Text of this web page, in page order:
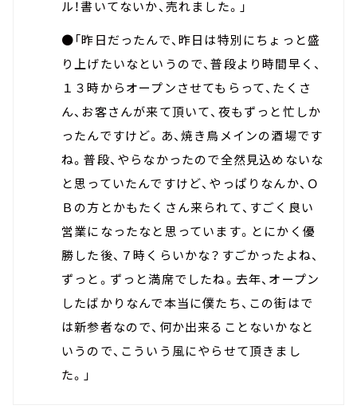
ル！書いてないか、売れました。」
●「昨日だったんで、昨日は特別にちょっと盛
り上げたいなというので、普段より時間早く、
１３時からオープンさせてもらって、たくさ
ん、お客さんが来て頂いて、夜もずっと忙しか
ったんですけど。あ、焼き鳥メインの酒場です
ね。普段、やらなかったので全然見込めないな
と思っていたんですけど、やっぱりなんか、Ｏ
Ｂの方とかもたくさん来られて、すごく良い
営業になったなと思っています。とにかく優
勝した後、７時くらいかな？すごかったよね、
ずっと。ずっと満席でしたね。去年、オープン
したばかりなんで本当に僕たち、この街はで
は新参者なので、何か出来ることないかなと
いうので、こういう風にやらせて頂きまし
た。」